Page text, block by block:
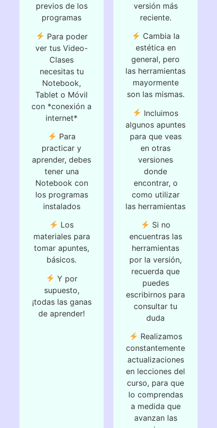
previos de los
programas
Para poder
ver tus Video-
Clases
necesitas tu
Notebook,
Tablet o Móvil
con *conexión a
internet*
Para
practicar y
aprender, debes
tener una
Notebook con
los programas
instalados
Los
materiales para
tomar apuntes,
básicos.
Y por
supuesto,
¡todas las ganas
de aprender!
versión más
reciente.
Cambia la
estética en
general, pero
las herramientas
mayormente
son las mismas.
Incluimos
algunos apuntes
para que veas
en otras
versiones
donde
encontrar, o
como utilizar
las herramientas
Si no
encuentras las
herramientas
por la versión,
recuerda que
puedes
escribirnos para
consultar tu
duda
Realizamos
constantemente
actualizaciones
en lecciones del
curso, para que
lo comprendas
a medida que
avanzan las